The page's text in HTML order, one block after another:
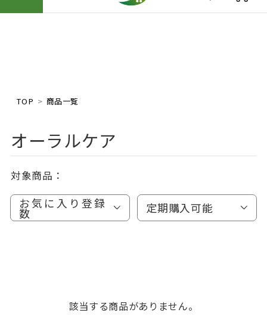
TOP 商品一覧
オーラルケア
対象商品：
お気に入り登録
数 定期購入可能
該当する商品がありません。